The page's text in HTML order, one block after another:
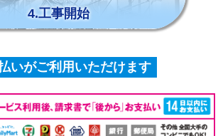
4.工事開始
いがご利用いただけます